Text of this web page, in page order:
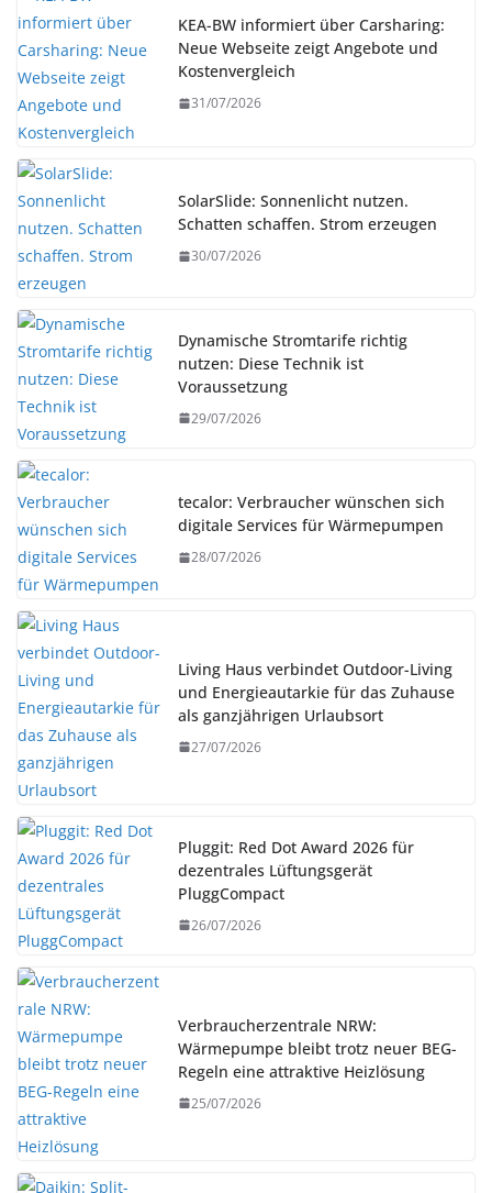
KEA-BW informiert über Carsharing:
Neue Webseite zeigt Angebote und
Kostenvergleich
31/07/2026
SolarSlide: Sonnenlicht nutzen.
Schatten schaffen. Strom erzeugen
30/07/2026
Dynamische Stromtarife richtig
nutzen: Diese Technik ist
Voraussetzung
29/07/2026
tecalor: Verbraucher wünschen sich
digitale Services für Wärmepumpen
28/07/2026
Living Haus verbindet Outdoor-Living
und Energieautarkie für das Zuhause
als ganzjährigen Urlaubsort
27/07/2026
Pluggit: Red Dot Award 2026 für
dezentrales Lüftungsgerät
PluggCompact
26/07/2026
Verbraucherzentrale NRW:
Wärmepumpe bleibt trotz neuer BEG-
Regeln eine attraktive Heizlösung
25/07/2026